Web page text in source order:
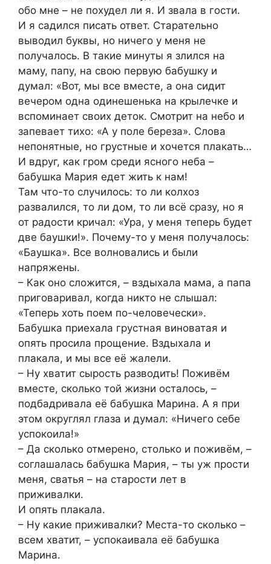
обо мне – не похудел ли я. И звала в гости.
И я садился писать ответ. Старательно
выводил буквы, но ничего у меня не
получалось. В такие минуты я злился на
маму, папу, на свою первую бабушку и
думал: «Вот, мы все вместе, а она сидит
вечером одна одинешенька на крылечке и
вспоминает своих деток. Смотрит на небо и
запевает тихо: «А у поле береза». Слова
непонятные, но грустные и хочется плакать…
И вдруг, как гром среди ясного неба –
бабушка Мария едет жить к нам!
Там что-то случилось: то ли колхоз
развалился, то ли дом, то ли всё сразу, но я
от радости кричал: «Ура, у меня теперь будет
две баушки!». Почему-то у меня получалось:
«Баушка». Все волновались и были
напряжены.
– Как оно сложится, – вздыхала мама, а папа
приговаривал, когда никто не слышал:
«Теперь хоть поем по-человечески».
Бабушка приехала грустная виноватая и
опять просила прощение. Вздыхала и
плакала, и мы все её жалели.
– Ну хватит сырость разводить! Поживём
вместе, сколько той жизни осталось, –
подбадривала её бабушка Марина. А я при
этом округлял глаза и думал: «Ничего себе
успокоила!»
– Да сколько отмерено, столько и поживём, –
соглашалась бабушка Мария, – ты уж прости
меня, сватья – на старости лет в
приживалки.
И опять плакала.
– Ну какие приживалки? Места-то сколько –
всем хватит, – успокаивала её бабушка
Марина.